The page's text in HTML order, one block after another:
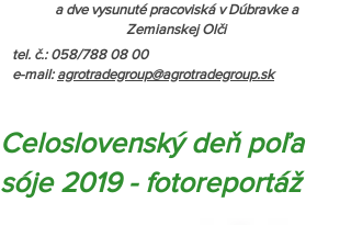
a dve vysunuté pracoviská v Dúbravke a
Zemianskej Olči
tel. č.: 058/788 08 00
e-mail: agrotradegroup@agrotradegroup.sk
Celoslovenský deň poľa
sóje 2019 - fotoreportáž